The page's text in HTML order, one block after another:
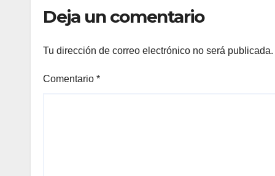
Deja un comentario
Tu dirección de correo electrónico no será publicada.
Comentario *